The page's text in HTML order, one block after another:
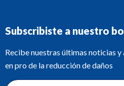
Subscribiste a nuestro
Recibe nuestras últimas noticias
en pro de la reducción de daños